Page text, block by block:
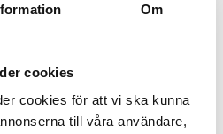
Om
cookies
cookies för att vi ska kunna
till våra användare,
ADD TO CART
Läs mer
på lagervaror
du registrerar dig för vårt